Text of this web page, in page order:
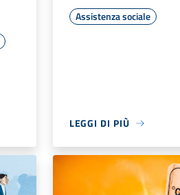
Assistenza sociale
LEGGI DI PIÙ